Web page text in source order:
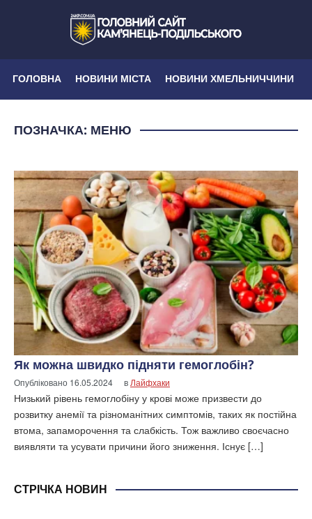
ГОЛОВНА НОВИНИ МІСТА НОВИНИ ХМЕЛЬНИЧЧИНИ
ПОЗНАЧКА: МЕНЮ
Як можна швидко підняти гемоглобін?
Опубліковано 16.05.2024 в Лайфхаки
Низький рівень гемоглобіну у крові може призвести до
розвитку анемії та різноманітних симптомів, таких як постійна
втома, запаморочення та слабкість. Тож важливо своєчасно
виявляти та усувати причини його зниження. Існує […]
СТРІЧКА НОВИН